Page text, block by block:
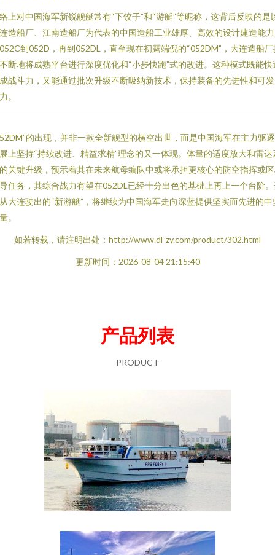
上对中国海军新锐舰艇常有“下饺子”和“游艇”等昵称，这背后反映的是
造船厂、江南造船厂为代表的中国造船工业雄厚、高效的设计建造能
到052D，再到052DL，直至现在初露端倪的“052DM”，大连造船厂
断地将成熟平台进行深度优化和“小步快跑”式的改进。这种模式既能快
战斗力，又能通过批次升级不断吸纳新技术，保持装备的先进性和可
。
的出现，并非一款全新舰型的横空出世，而是中国海军在主力驱
上坚持“持续改进、精益求精”理念的又一体现。体量的适度放大和雷达
关键升级，预示着其在未来航母编队中或将承担更核心的防空指挥或
任务，其综合战力有望在052DL已经十分出色的基础上再上一个台阶
大连驶出的“新游艇”，将继续为中国海军走向深蓝提供坚实而先进的中
。
如若转载，请注明出处：http://www.dl-zy.com/product/302.html
更新时间：2026-08-04 21:15:40
产品列表
PRODUCT